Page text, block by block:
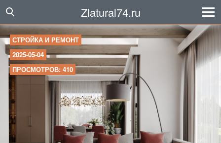
Zlatural74.ru
СТРОЙКА И РЕМОНТ
2025-05-04
ПРОСМОТРОВ: 410